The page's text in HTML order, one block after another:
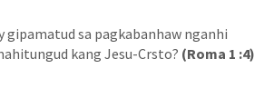
gipamatud sa pagkabanhaw nganhi
kang Jesu-Crsto? (Roma 1 :4)